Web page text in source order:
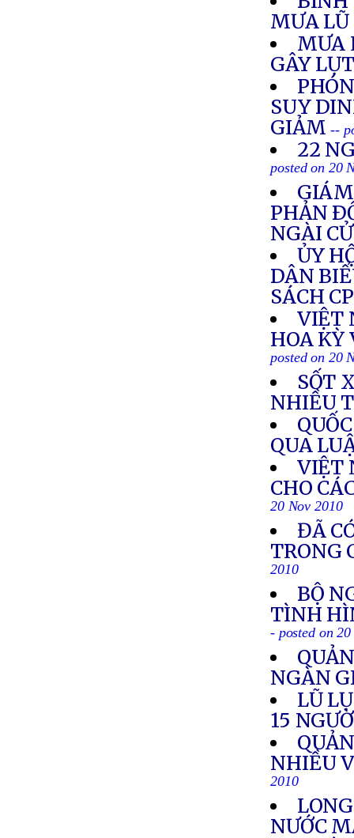
MƯA LŨ
MƯA
GÂY
SUY
GIẢM --
22
posted on 20
PHẢN
NGÀI
ỦY
DÂN
SÁCH
VIỆT
HOA KỲ
posted on 20
SỐT
NHIỀU
QUA
VIỆT
CHO
20 Nov 2010
ĐÃ
TRONG
2010
BỘ
TÌNH
- posted on
NGÀN
LŨ
15
NHIỀU
2010
NƯỚC